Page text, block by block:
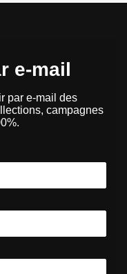
e-mail
par e-mail des
campagnes